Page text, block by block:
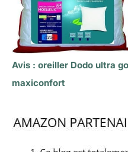
Avis : oreiller Dodo ultra
maxiconfort